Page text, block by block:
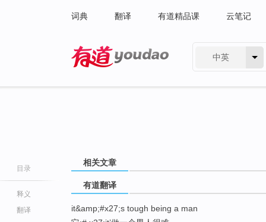
词典 翻译 有道精品课 云笔记
中英
目录
释义
翻译
相关文章
有道翻译
it&amp;#x27;s tough being a man